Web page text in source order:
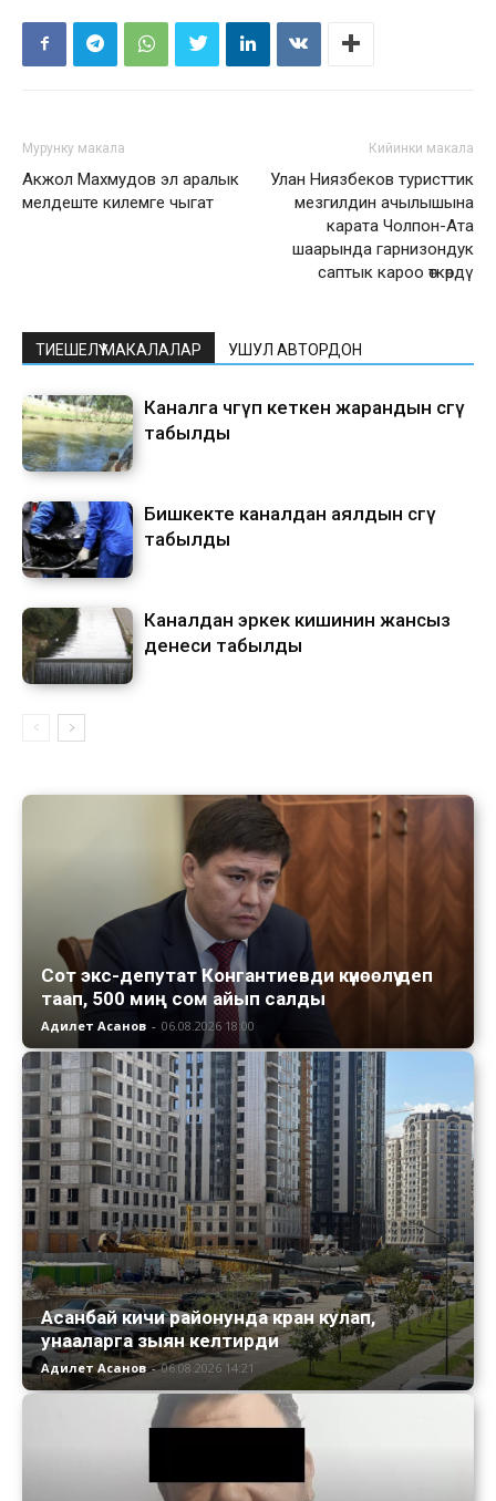
Мурунку макала
Акжол Махмудов эл аралык
мелдеште килемге чыгат
Кийинки макала
Улан Ниязбеков туристтик
мезгилдин ачылышына
карата Чолпон-Ата
шаарында гарнизондук
саптык кароо өткөрдү
ТИЕШЕЛҮҮ МАКАЛАЛАР УШУЛ АВТОРДОН
Каналга чөгүп кеткен жарандын сөөгү
табылды
Бишкекте каналдан аялдын сөөгү
табылды
Каналдан эркек кишинин жансыз
денеси табылды
Сот экс-депутат Конгантиевди күнөөлүү деп
таап, 500 миң сом айып салды
Адилет Асанов - 06.08.2026 18:00
Асанбай кичи районунда кран кулап,
унааларга зыян келтирди
Адилет Асанов - 06.08.2026 14:21